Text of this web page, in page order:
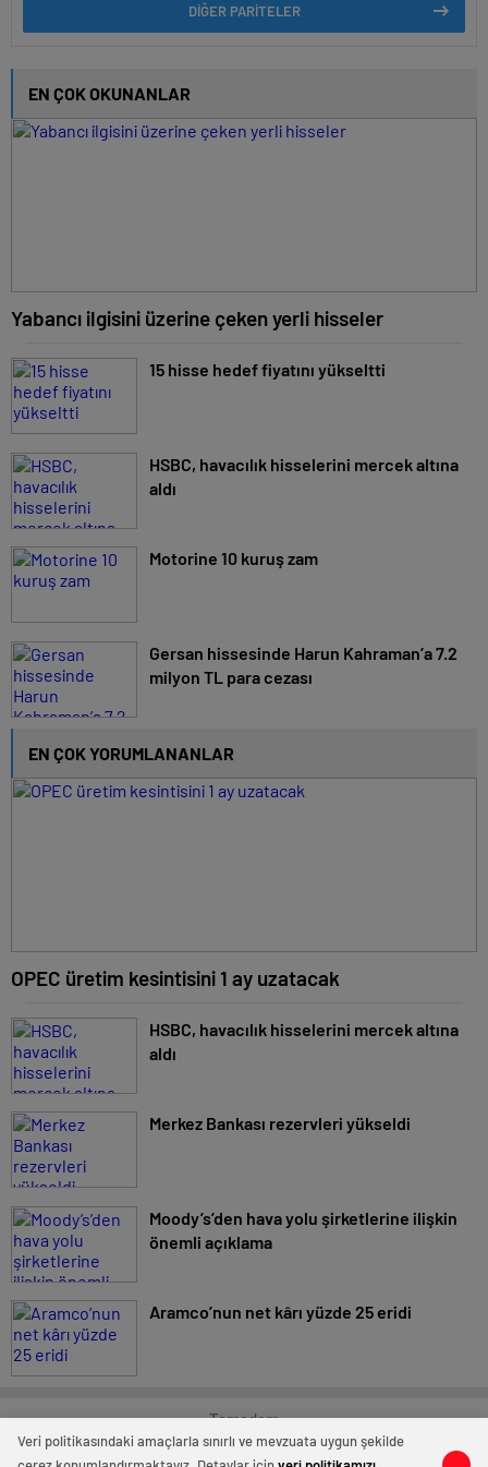
DİĞER PARİTELER
EN ÇOK OKUNANLAR
Yabancı ilgisini üzerine çeken yerli hisseler
15 hisse hedef fiyatını yükseltti
HSBC, havacılık hisselerini mercek altına
aldı
Motorine 10 kuruş zam
Gersan hissesinde Harun Kahraman’a 7.2
milyon TL para cezası
EN ÇOK YORUMLANANLAR
OPEC üretim kesintisini 1 ay uzatacak
HSBC, havacılık hisselerini mercek altına
aldı
Merkez Bankası rezervleri yükseldi
Moody’s’den hava yolu şirketlerine ilişkin
önemli açıklama
Aramco’nun net kârı yüzde 25 eridi
Temadam
Veri politikasındaki amaçlarla sınırlı ve mevzuata uygun şekilde